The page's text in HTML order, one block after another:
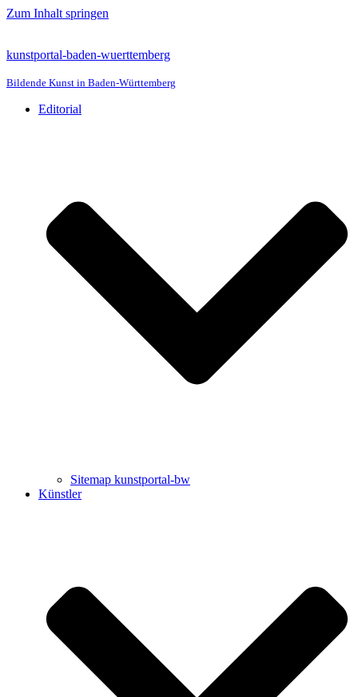
Zum Inhalt springen
kunstportal-baden-wuerttemberg
Bildende Kunst in Baden-Württemberg
Editorial
Sitemap kunstportal-bw
Künstler